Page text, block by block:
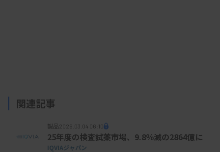
関連記事
製品2026.03.04 06:10
25年度の検査試薬市場、9.8％減の2864億に
IQVIAジャパン